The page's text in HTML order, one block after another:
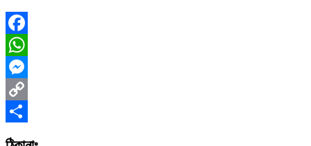
Facebook
WhatsApp
Messenger
Copy
Link
Share